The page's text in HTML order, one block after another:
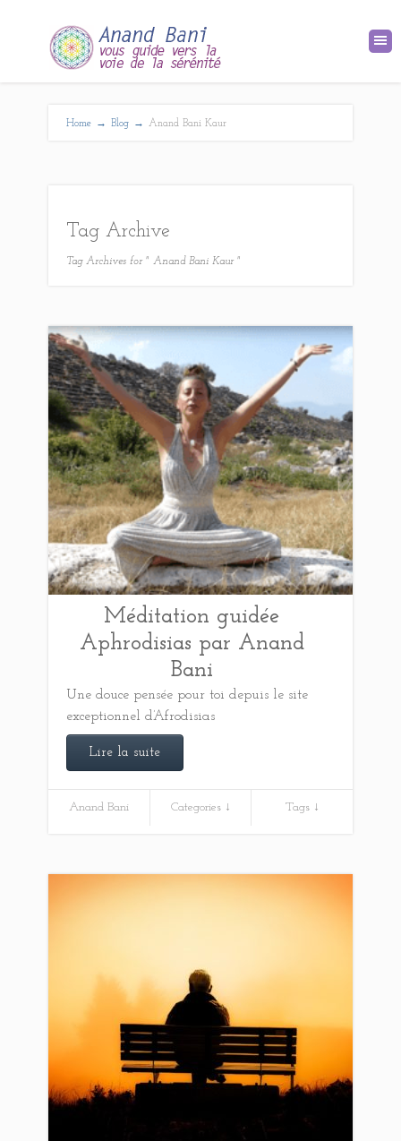
Home → Blog → Anand Bani Kaur
Tag Archive
Tag Archives for " Anand Bani Kaur "
Méditation guidée
Aphrodisias par Anand
Bani
Une douce pensée pour toi depuis le site
exceptionnel d’Afrodisias
Lire la suite
Anand Bani Categories ↓ Tags ↓